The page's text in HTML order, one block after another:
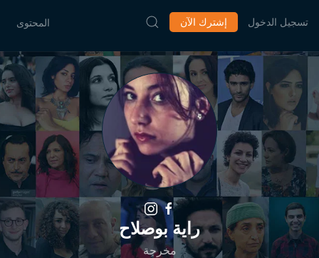
المحتوى إشترك الآن تسجيل الدخول
راية بوصلاح
مخرجة